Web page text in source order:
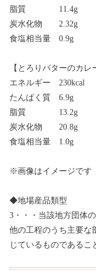
脂質 11.4g
炭水化物 2.32g
食塩相当量 0.9g
【とろりバターのカレ
エネルギー 230kcal
たんぱく質 6.9g
脂質 13.2g
炭水化物 20.8g
食塩相当量 1.0g
※画像はイメージです
◆地場産品類型
3・・・当該地方団体
他の工程のうち主要な
じているものであるこ